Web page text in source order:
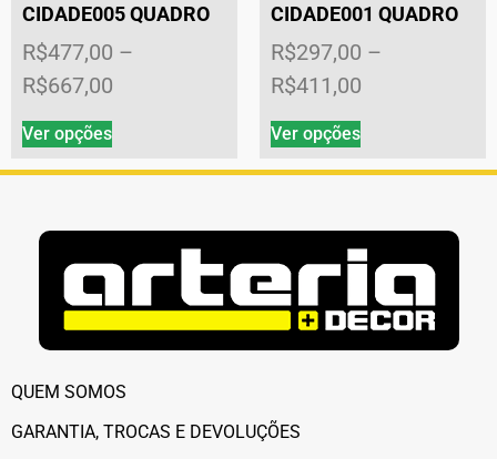
CIDADE005 QUADRO
R$477,00 –
R$667,00
Ver opções
CIDADE001 QUADRO
R$297,00 –
R$411,00
Ver opções
QUEM SOMOS
GARANTIA, TROCAS E DEVOLUÇÕES